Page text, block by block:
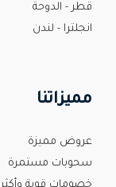
قطر - الدوحة
انجلترا - لندن
مميزاتنا
عروض مميزة
سحوبات مستمرة